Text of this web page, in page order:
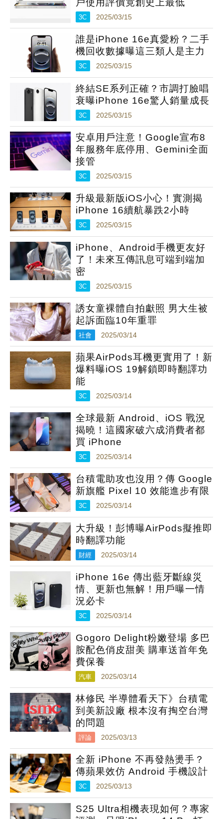
戶使用評價竟創史上最低
3C 2025/03/15
誰是iPhone 16e真愛粉？二手
機回收數據曝這三類人是主力
3C 2025/03/15
終結SE系列正確？市調打臉唱
衰曝iPhone 16e驚人銷量成長
3C 2025/03/15
安卓用戶注意！Google宣布8
年服務年底停用、Gemini全面
接管
3C 2025/03/15
升級最新版iOS小心！實測揭
iPhone 16續航暴跌2小時
3C 2025/03/15
iPhone、Android手機更友好
了！未來互傳訊息可端到端加
密
3C 2025/03/15
誘女童裸體自拍獻照 男大生被
起訴面臨10年重罪
社會 2025/03/14
蘋果AirPods耳機更實用了！新
爆料曝iOS 19解鎖即時翻譯功
能
3C 2025/03/14
全球最新 Android、iOS 戰況
揭曉！這國家破六成消費者都
買 iPhone
3C 2025/03/14
台積電助攻也沒用？傳 Google
新旗艦 Pixel 10 效能進步有限
3C 2025/03/14
大升級！彭博曝AirPods擬推即
時翻譯功能
財經 2025/03/14
iPhone 16e 傳出藍牙斷線災
情、更新也無解！用戶曝一情
況必卡
3C 2025/03/14
Gogoro Delight粉嫩登場 多巴
胺配色俏皮甜美 購車送首年免
費保養
汽車 2025/03/14
林修民 半導體看天下》台積電
到美新設廠 根本沒有掏空台灣
的問題
評論 2025/03/13
全新 iPhone 不再發熱燙手？
傳蘋果效仿 Android 手機設計
3C 2025/03/13
S25 Ultra相機表現如何？專家